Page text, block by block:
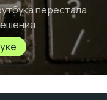
перестала